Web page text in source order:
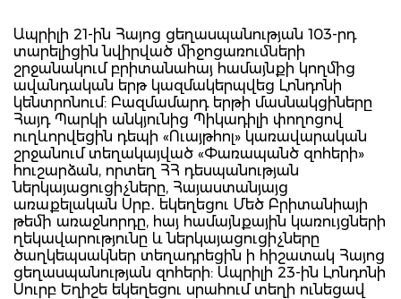
Ապրիլի 21-ին Հայոց ցեղասպանության 103-րդ
տարելիցին նվիրված միջոցառումների
շրջանակում բրիտանահայ համայնքի կողմից
ավանդական երթ կազմակերպվեց Լոնդոնի
կենտրոնում: Բազմամարդ երթի մասնակցիները
Հայդ Պարկի անկյունից Պիկադիլի փողոցով
ուղևորվեցին դեպի «Ուայթհոլ» կառավարական
շրջանում տեղակայված «Փառապանծ զոհերի»
հուշարձան, որտեղ ՀՀ դեսպանության
ներկայացուցիչները, Հայաստանյայց
առաքելական Սրբ․ եկեղեցու Մեծ Բրիտանիայի
թեմի առաջնորդը, հայ համայնքային կառույցների
ղեկավարությունը և ներկայացուցիչները
ծաղկեպսակներ տեղադրեցին ի հիշատակ Հայոց
ցեղասպանության զոհերի: Ապրիլի 23-ին Լոնդոնի
Սուրբ Եղիշե եկեղեցու սրահում տեղի ունեցավ